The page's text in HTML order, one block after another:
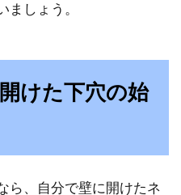
しょう。
けた下穴の始
ら、自分で壁に開けたネ